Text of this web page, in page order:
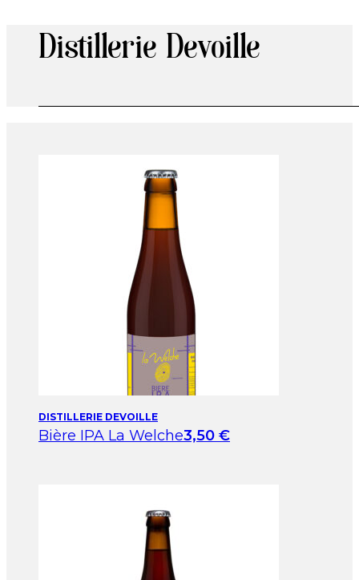
Distillerie Devoille
DISTILLERIE DEVOILLE
Bière IPA La Welche3,50 €